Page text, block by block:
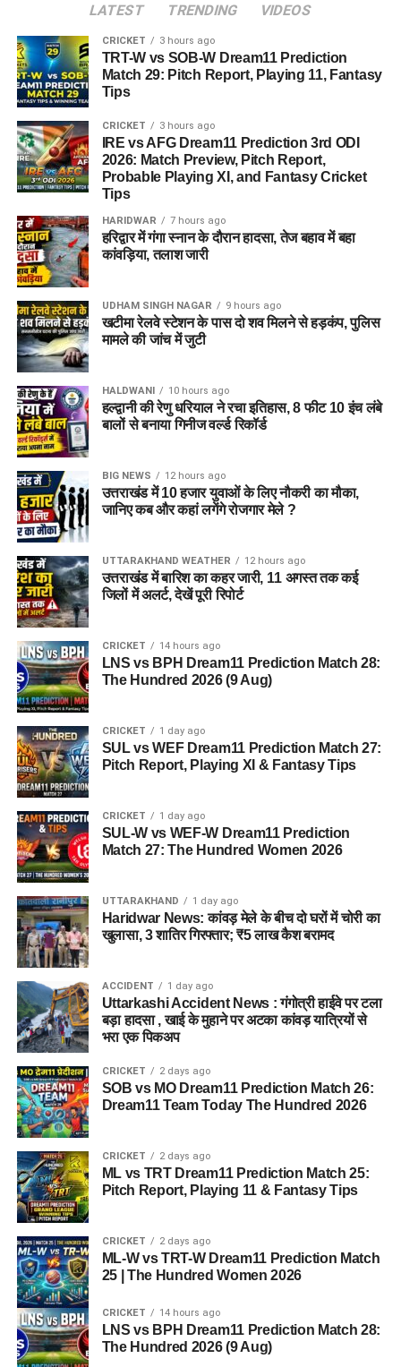
LATEST TRENDING VIDEOS
CRICKET 3 hours ago
TRT-W vs SOB-W Dream11 Prediction
Match 29: Pitch Report, Playing 11, Fantasy
Tips
CRICKET 3 hours ago
IRE vs AFG Dream11 Prediction 3rd ODI
2026: Match Preview, Pitch Report,
Probable Playing XI, and Fantasy Cricket
Tips
HARIDWAR 7 hours ago
हरिद्वार में गंगा स्नान के दौरान हादसा, तेज बहाव में बहा
कांवड़िया, तलाश जारी
UDHAM SINGH NAGAR 9 hours ago
खटीमा रेलवे स्टेशन के पास दो शव मिलने से हड़कंप, पुलिस
मामले की जांच में जुटी
HALDWANI 10 hours ago
हल्द्वानी की रेणु धरियाल ने रचा इतिहास, 8 फीट 10 इंच लंबे
बालों से बनाया गिनीज वर्ल्ड रिकॉर्ड
BIG NEWS 12 hours ago
उत्तराखंड में 10 हजार युवाओं के लिए नौकरी का मौका,
जानिए कब और कहां लगेंगे रोजगार मेले ?
UTTARAKHAND WEATHER 12 hours ago
उत्तराखंड में बारिश का कहर जारी, 11 अगस्त तक कई
जिलों में अलर्ट, देखें पूरी रिपोर्ट
CRICKET 14 hours ago
LNS vs BPH Dream11 Prediction Match 28:
The Hundred 2026 (9 Aug)
CRICKET 1 day ago
SUL vs WEF Dream11 Prediction Match 27:
Pitch Report, Playing XI & Fantasy Tips
CRICKET 1 day ago
SUL-W vs WEF-W Dream11 Prediction
Match 27: The Hundred Women 2026
UTTARAKHAND 1 day ago
Haridwar News: कांवड़ मेले के बीच दो घरों में चोरी का
खुलासा, 3 शातिर गिरफ्तार; ₹5 लाख कैश बरामद
ACCIDENT 1 day ago
Uttarkashi Accident News : गंगोत्री हाईवे पर टला
बड़ा हादसा , खाई के मुहाने पर अटका कांवड़ यात्रियों से
भरा एक पिकअप
CRICKET 2 days ago
SOB vs MO Dream11 Prediction Match 26:
Dream11 Team Today The Hundred 2026
CRICKET 2 days ago
ML vs TRT Dream11 Prediction Match 25:
Pitch Report, Playing 11 & Fantasy Tips
CRICKET 2 days ago
ML-W vs TRT-W Dream11 Prediction Match
25 | The Hundred Women 2026
CRICKET 14 hours ago
LNS vs BPH Dream11 Prediction Match 28:
The Hundred 2026 (9 Aug)